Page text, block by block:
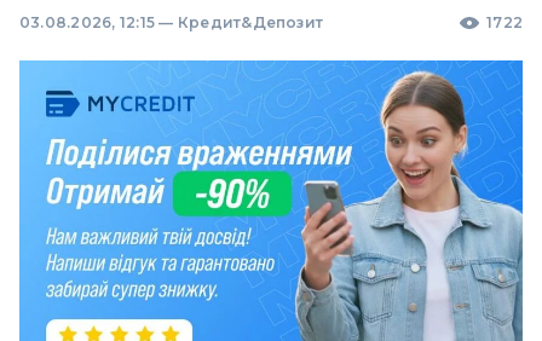
03.08.2026, 12:15 — Кредит&Депозит 1722